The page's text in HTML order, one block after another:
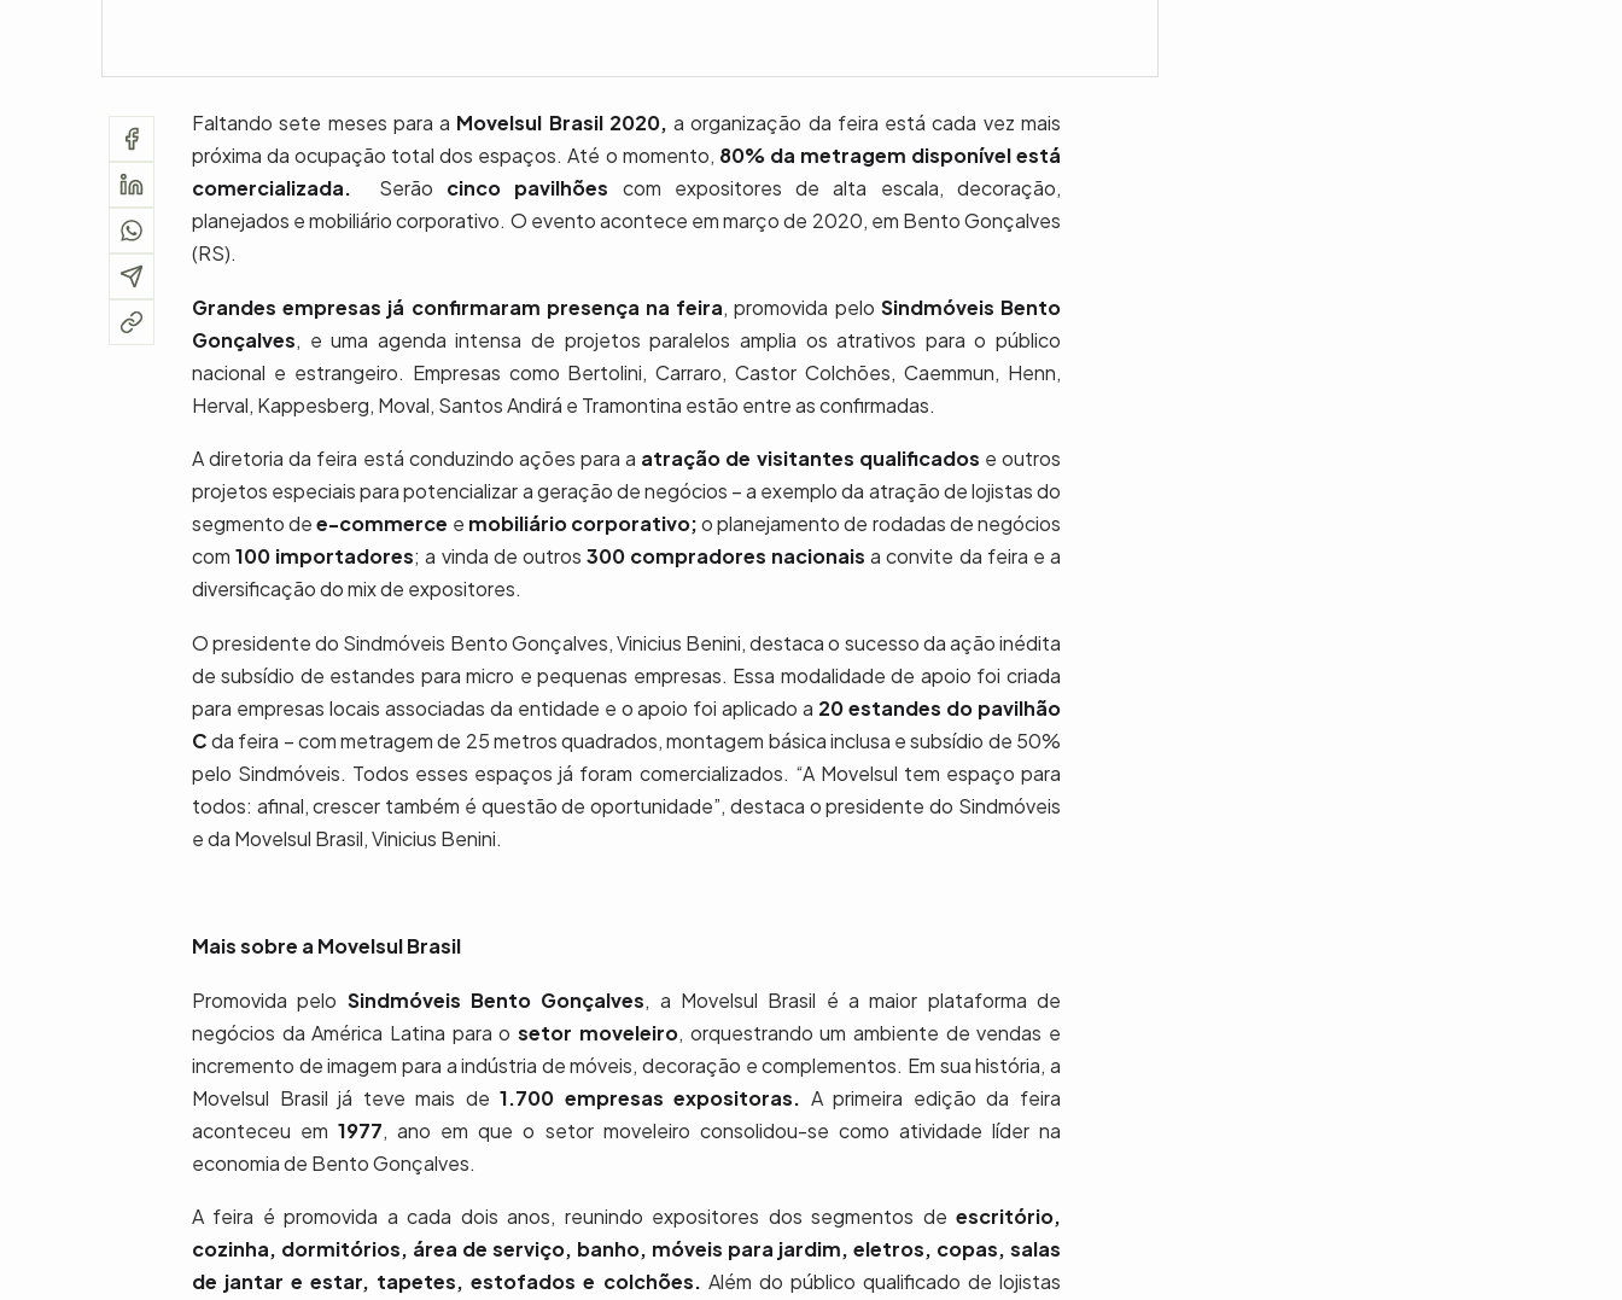
Faltando sete meses para a Movelsul Brasil 2020, a organização da feira está cada vez mais
próxima da ocupação total dos espaços. Até o momento, 80% da metragem disponível está
comercializada. Serão cinco pavilhões com expositores de alta escala, decoração,
planejados e mobiliário corporativo. O evento acontece em março de 2020, em Bento Gonçalves
(RS).
Grandes empresas já confirmaram presença na feira, promovida pelo Sindmóveis Bento
Gonçalves, e uma agenda intensa de projetos paralelos amplia os atrativos para o público
nacional e estrangeiro. Empresas como Bertolini, Carraro, Castor Colchões, Caemmun, Henn,
Herval, Kappesberg, Moval, Santos Andirá e Tramontina estão entre as confirmadas.
A diretoria da feira está conduzindo ações para a atração de visitantes qualificados e outros
projetos especiais para potencializar a geração de negócios – a exemplo da atração de lojistas do
segmento dee-commerce e mobiliário corporativo;o planejamento de rodadas de negócios
com100 importadores; a vinda de outros 300 compradores nacionais a convite da feira e a
diversificação do mix de expositores.
O presidente do Sindmóveis Bento Gonçalves, Vinicius Benini, destaca o sucesso da ação inédita
de subsídio de estandes para micro e pequenas empresas. Essa modalidade de apoio foi criada
para empresas locais associadas da entidade e o apoio foi aplicado a 20 estandes do pavilhão
Cda feira – com metragem de 25 metros quadrados, montagem básica inclusa e subsídio de 50%
pelo Sindmóveis. Todos esses espaços já foram comercializados. “A Movelsul tem espaço para
todos: afinal, crescer também é questão de oportunidade”, destaca o presidente do Sindmóveis
e da Movelsul Brasil, Vinicius Benini.
Mais sobre a Movelsul Brasil
Promovida pelo Sindmóveis Bento Gonçalves, a Movelsul Brasil é a maior plataforma de
negócios da América Latina para osetor moveleiro, orquestrando um ambiente de vendas e
incremento de imagem para a indústria de móveis, decoração e complementos. Em sua história, a
Movelsul Brasil já teve mais de1.700 empresas expositoras. A primeira edição da feira
aconteceu em1977, ano em que o setor moveleiro consolidou-se como atividade líder na
economia de Bento Gonçalves.
A feira é promovida a cada dois anos, reunindo expositores dos segmentos de escritório,
cozinha, dormitórios, área de serviço, banho, móveis para jardim, eletros, copas, salas
de jantar e estar, tapetes, estofados e colchões. Além do público qualificado de lojistas